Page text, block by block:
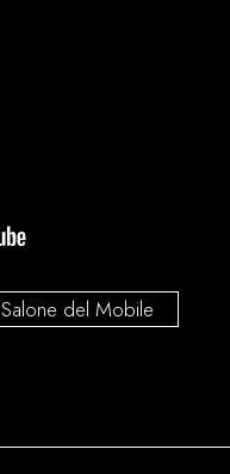
Salone del Mobile